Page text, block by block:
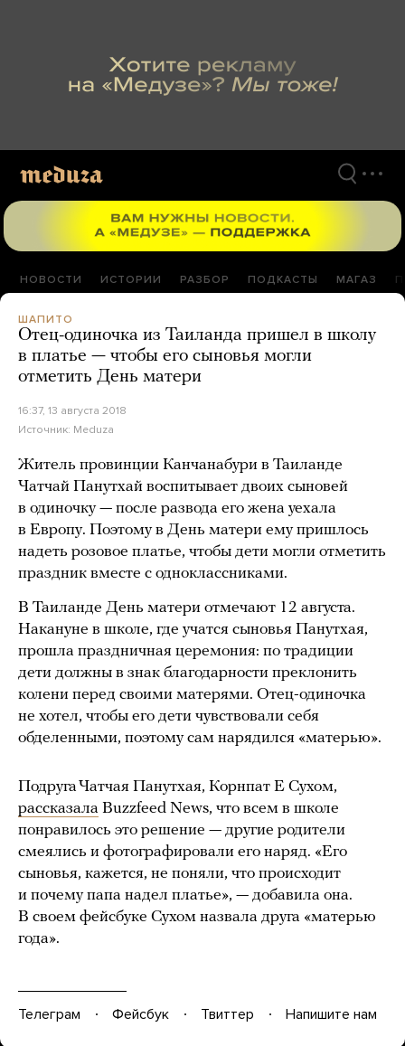
НОВОСТИ ИСТОРИИ РАЗБОР ПОДКАСТЫ МАГАЗ
ШАПИТО
Отец-одиночка из Таиланда пришел в школу
в платье — чтобы его сыновья могли
отметить День матери
16:37, 13 августа 2018
Источник: Meduza
Житель провинции Канчанабури в Таиланде
Чатчай Панутхай воспитывает двоих сыновей
в одиночку — после развода его жена уехала
в Европу. Поэтому в День матери ему пришлось
надеть розовое платье, чтобы дети могли отметить
праздник вместе с одноклассниками.
В Таиланде День матери отмечают 12 августа.
Накануне в школе, где учатся сыновья Панутхая,
прошла праздничная церемония: по традиции
дети должны в знак благодарности преклонить
колени перед своими матерями. Отец-одиночка
не хотел, чтобы его дети чувствовали себя
обделенными, поэтому сам нарядился «матерью».
Подруга Чатчая Панутхая, Корнпат Е Сухом,
рассказала Buzzfeed News, что всем в школе
понравилось это решение — другие родители
смеялись и фотографировали его наряд. «Его
сыновья, кажется, не поняли, что происходит
и почему папа надел платье», — добавила она.
В своем фейсбуке Сухом назвала друга «матерью
года».
Телеграм Фейсбук Твиттер Напишите нам